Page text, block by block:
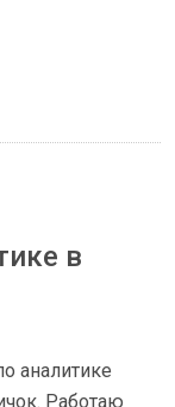
в
аналитике
Работаю